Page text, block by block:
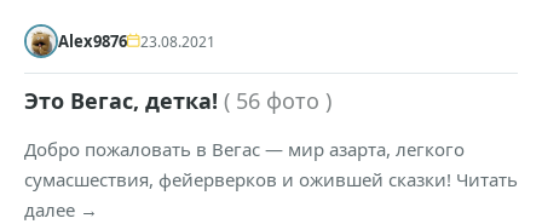
Alex9876 23.08.2021
Это Вегас, детка! ( 56 фото )
Добро пожаловать в Вегас — мир азарта, легкого
сумасшествия, фейерверков и ожившей сказки! Читать
далее →